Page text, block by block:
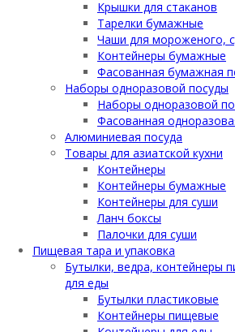
Крышки для стаканов
Тарелки бумажные
Чаши для мороженого,
Контейнеры бумажные
Фасованная бумажная
Наборы одноразовой посуды
Наборы одноразовой
Фасованная
Алюминиевая посуда
Товары для азиатской кухни
Контейнеры
Контейнеры бумажные
Контейнеры для суши
Ланч боксы
Палочки для суши
Пищевая тара и упаковка
Бутылки, ведра, контейнеры
для еды
Бутылки пластиковые
Контейнеры пищевые